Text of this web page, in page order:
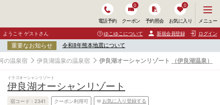
電話予約 クーポン
0
予約照会 お気に入り
0
ニ
ュ
ー
開
く
メニュー
ようこそ ゲストさん ゆこゆこについて 新規会員登録 ログイン
重要なお知らせ 令和8年熊本地震について
の温泉宿 伊良湖温泉の温泉宿 伊良湖オーシャンリゾート （伊良湖温泉）
イラゴオーシャンリゾート
伊良湖オーシャンリゾート
宿コード : 2341 クーポン利用可 お気に入り登録する